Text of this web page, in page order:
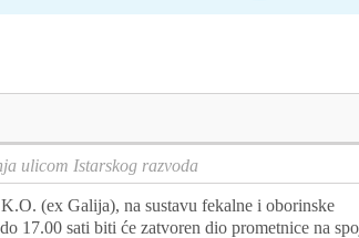
ulicom Istarskog razvoda
(ex Galija), na sustavu fekalne i oborinske
17.00 sati biti će zatvoren dio prometnice na